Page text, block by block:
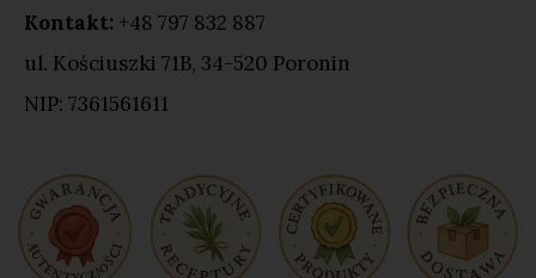
Kontakt: +48 797 832 887
ul. Kościuszki 71B, 34-520 Poronin
NIP: 7361561611